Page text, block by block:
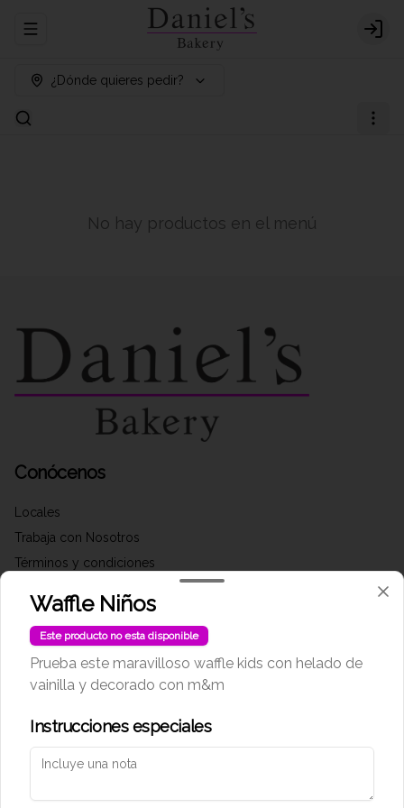
Abrir menu de navegación
¿Dónde quieres pedir?
No hay productos en el menú
Conócenos
Locales
Trabaja con Nosotros
Términos y condiciones
Redes sociales
Instagram
Facebook
Mi cuenta
Iniciar sesión
Waffle Niños
Este producto no esta disponible
Prueba este maravilloso waffle kids con helado de
vainilla y decorado con m&m
Instrucciones especiales